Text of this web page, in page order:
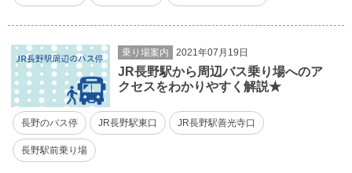
乗り場案内 2021年07月19日
JR長野駅から周辺バス乗り場へのア
クセスをわかりやすく解説★
長野のバス停 JR長野駅東口 JR長野駅善光寺口
長野駅前乗り場